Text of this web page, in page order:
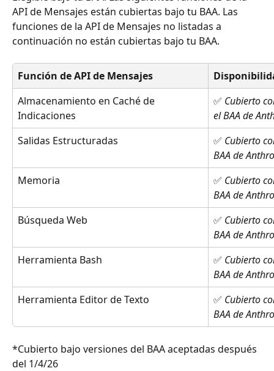
API de Mensajes están cubiertas bajo tu BAA. Las
funciones de la API de Mensajes no listadas a
continuación no están cubiertas bajo tu BAA.
Función de API de Mensajes
Almacenamiento en Caché de
Indicaciones
✅ Cubierto
el BAA de
Salidas Estructuradas
✅ Cubierto
BAA de
Memoria
✅ Cubierto
BAA de
Búsqueda Web
✅ Cubierto
BAA de
Herramienta Bash
✅ Cubierto
BAA de
Herramienta Editor de Texto
✅ Cubierto
BAA de
*Cubierto bajo versiones del BAA aceptadas después
del 1/4/26